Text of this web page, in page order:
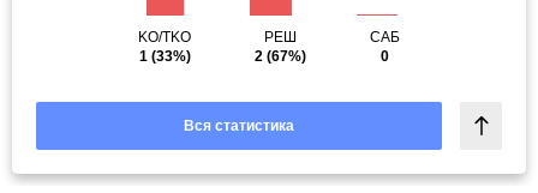
KO/TKO
1(33%)
РЕШ
2 (67%)
САБ
0
Вся статистика